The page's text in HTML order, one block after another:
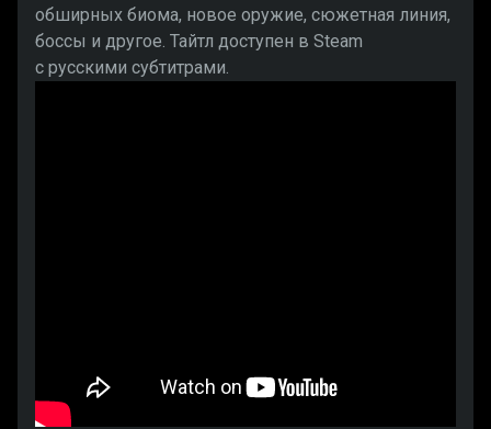
обширных биома, новое оружие, сюжетная линия,
боссы и другое. Тайтл доступен в Steam
с русскими субтитрами.